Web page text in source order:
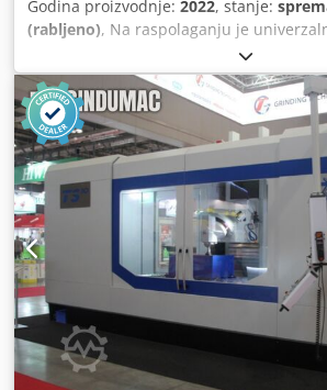
Godina proizvodnje: 2022, stanje:
(rabljeno), Na raspolaganju je
bušilica i glodalica Optimum. Broj
hod stezne glave: 120 mm, kut nagiba
+/-45°, vertikalni hod: 24 mm - 650
mm - 185 mm, udaljenost između
60 mm - 390 mm, kapacitet bušenja u
promjer glodala: 100 mm, maks.
mm, dimenzije križnog stola X/Y: 1000
opterećenje stola: 160 kg, hod X/Y/Z: 580
mm, pomak X: 720 mm/min, dimenzije
1300 mm/1100 mm/2200 mm, težina:
Dokumentacija je dostupna. Moguća je
mjesta. Chjdpfx Ahozq Ecvjroa